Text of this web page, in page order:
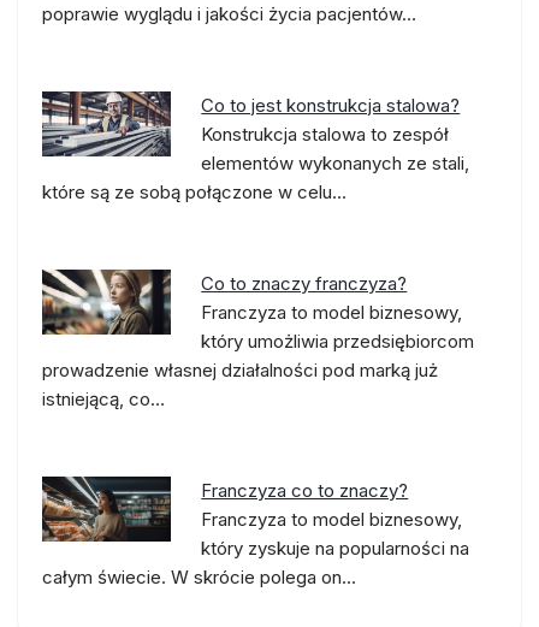
poprawie wyglądu i jakości życia pacjentów…
Co to jest konstrukcja stalowa?
Konstrukcja stalowa to zespół
elementów wykonanych ze stali,
które są ze sobą połączone w celu…
Co to znaczy franczyza?
Franczyza to model biznesowy,
który umożliwia przedsiębiorcom
prowadzenie własnej działalności pod marką już
istniejącą, co…
Franczyza co to znaczy?
Franczyza to model biznesowy,
który zyskuje na popularności na
całym świecie. W skrócie polega on…